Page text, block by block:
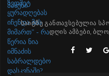
საიტზე განთავსებულია
დღის ამბები,